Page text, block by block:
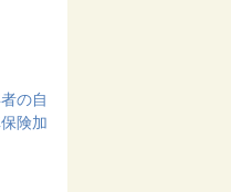
の自
険加